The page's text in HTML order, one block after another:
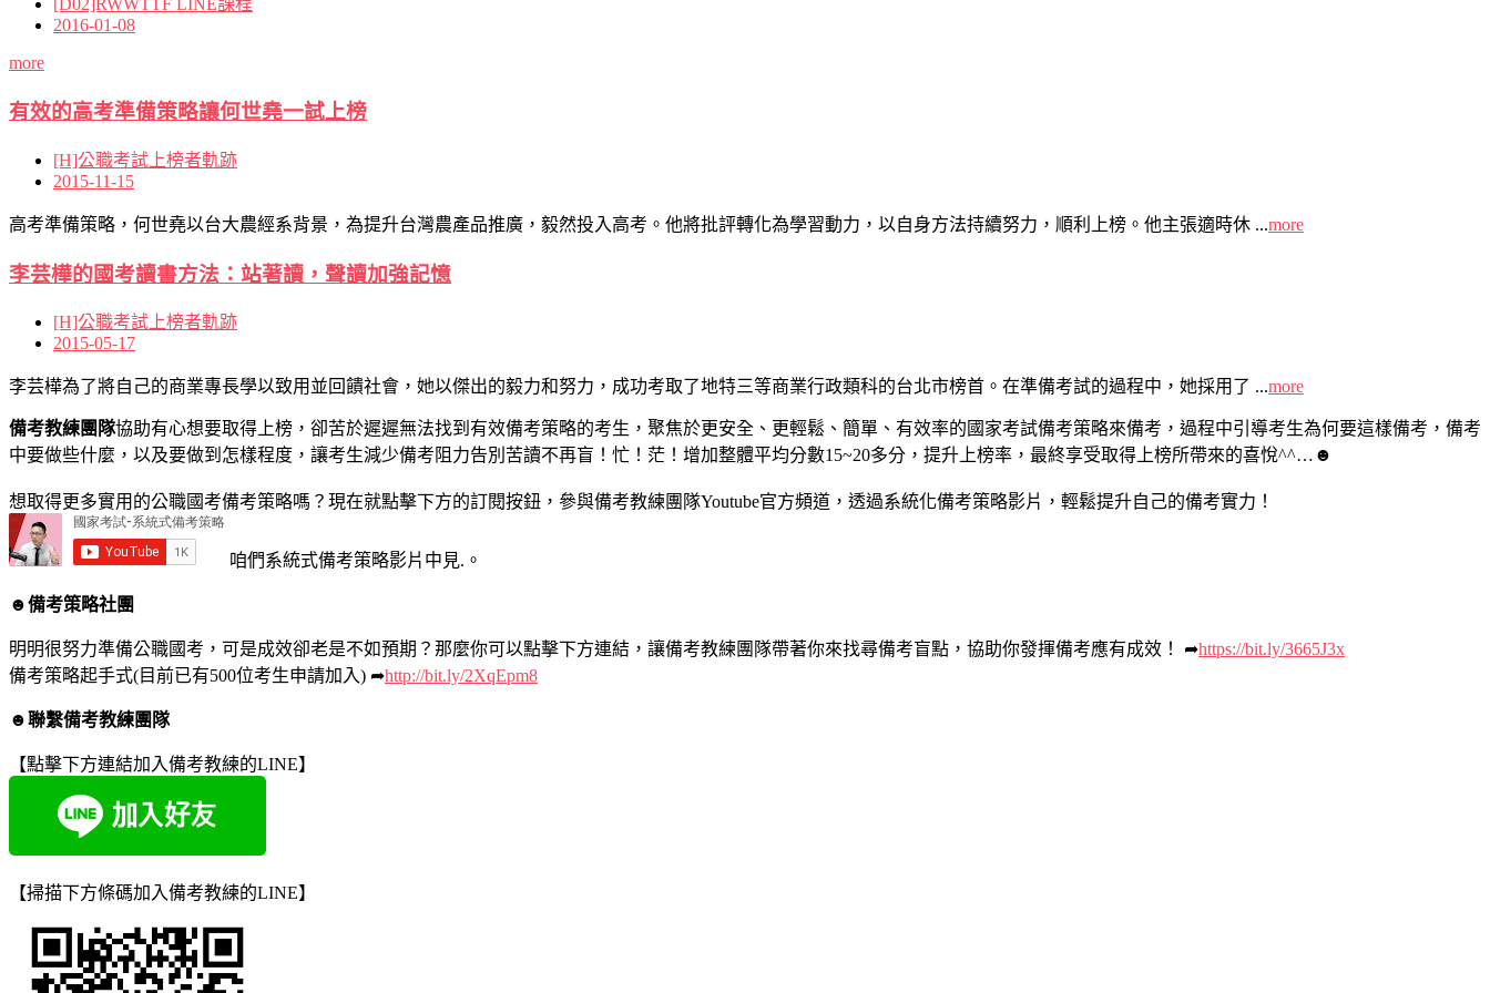
[D02]RWWTTF LINE課程
2016-01-08
more
有效的高考準備策略讓何世堯一試上榜
[H]公職考試上榜者軌跡
2015-11-15
高考準備策略，何世堯以台大農經系背景，為提升台灣農產品推廣，毅然投入高考。他將批評轉化為學習動力，以自身方法持續努力，順利上榜。他主張適時休 ...more
李芸樺的國考讀書方法：站著讀，聲讀加強記憶
[H]公職考試上榜者軌跡
2015-05-17
李芸樺為了將自己的商業專長學以致用並回饋社會，她以傑出的毅力和努力，成功考取了地特三等商業行政類科的台北市榜首。在準備考試的過程中，她採用了 ...more
備考教練團隊協助有心想要取得上榜，卻苦於遲遲無法找到有效備考策略的考生，聚焦於更安全、更輕鬆、簡單、有效率的國家考試備考策略來備考，過程中引導考生為何要這樣備考，備考
中要做些什麼，以及要做到怎樣程度，讓考生減少備考阻力告別苦讀不再盲！忙！茫！增加整體平均分數15~20多分，提升上榜率，最終享受取得上榜所帶來的喜悅^^… ☻
想取得更多實用的公職國考備考策略嗎？現在就點擊下方的訂閱按鈕，參與備考教練團隊Youtube官方頻道，透過系統化備考策略影片，輕鬆提升自己的備考實力！
咱們系統式備考策略影片中見.。
☻備考策略社團
明明很努力準備公職國考，可是成效卻老是不如預期？那麼你可以點擊下方連結，讓備考教練團隊帶著你來找尋備考盲點，協助你發揮備考應有成效！ ➦https://bit.ly/3665J3x
備考策略起手式(目前已有500位考生申請加入) ➦http://bit.ly/2XqEpm8
☻聯繫備考教練團隊
【點擊下方連結加入備考教練的LINE】
【掃描下方條碼加入備考教練的LINE】